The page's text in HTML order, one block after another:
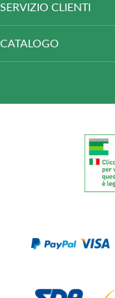
SERVIZIO CLIENTI
CATALOGO